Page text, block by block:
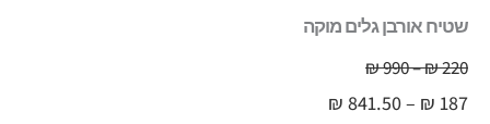
שטיח אורבן גלים מוקה
₪220
–
₪990 טווח
מחירים:
₪ 187
–
₪ 841.50